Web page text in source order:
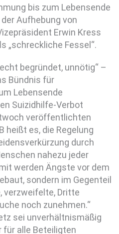
bis zum Lebensende
Aufhebung von
Erwin Kress
„schreckliche Fessel“.
begründet, unnötig“ –
Bündnis für
Lebensende
Suizidhilfe-Verbot
veröffentlichten
heißt es, die Regelung
durch
nahezu jeder
werden Ängste vor dem
sondern im Gegenteil
verzweifelte, Dritte
noch zunehmen.“
sei unverhältnismäßig
alle Beteiligten